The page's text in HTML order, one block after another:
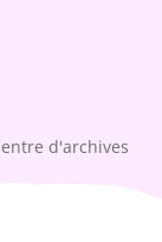
d'archives